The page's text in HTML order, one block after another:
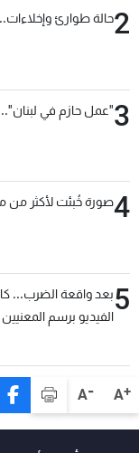
A+
A-
2حالة طوارئ
3"عمل حازم في لبنان"...
4صورة خُبئت لأكثر من
5بعد واقعة الضرب...
الفيديو برسم المعنيين